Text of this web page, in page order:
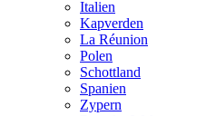
Italien
Kapverden
La Réunion
Polen
Schottland
Spanien
Zypern